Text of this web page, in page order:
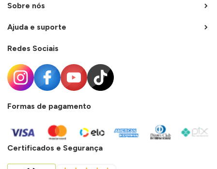
Sobre nós
Ajuda e suporte
Redes Sociais
Formas de pagamento
Certificados e Segurança